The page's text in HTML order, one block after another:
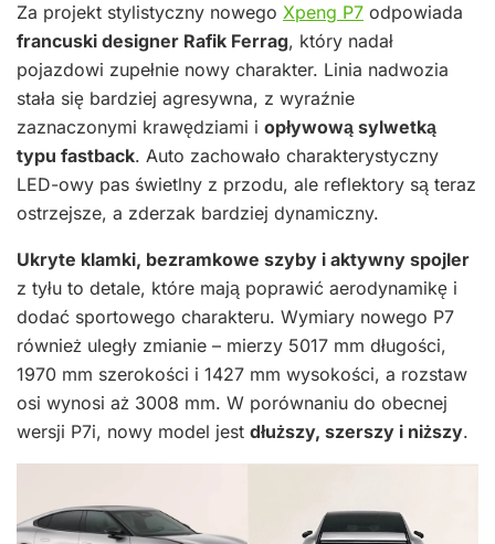
Za projekt stylistyczny nowego Xpeng P7 odpowiada
francuski designer Rafik Ferrag, który nadał
pojazdowi zupełnie nowy charakter. Linia nadwozia
stała się bardziej agresywna, z wyraźnie
zaznaczonymi krawędziami i opływową sylwetką
typu fastback. Auto zachowało charakterystyczny
LED-owy pas świetlny z przodu, ale reflektory są teraz
ostrzejsze, a zderzak bardziej dynamiczny.
Ukryte klamki, bezramkowe szyby i aktywny spojler
z tyłu to detale, które mają poprawić aerodynamikę i
dodać sportowego charakteru. Wymiary nowego P7
również uległy zmianie – mierzy 5017 mm długości,
1970 mm szerokości i 1427 mm wysokości, a rozstaw
osi wynosi aż 3008 mm. W porównaniu do obecnej
wersji P7i, nowy model jest dłuższy, szerszy i niższy.